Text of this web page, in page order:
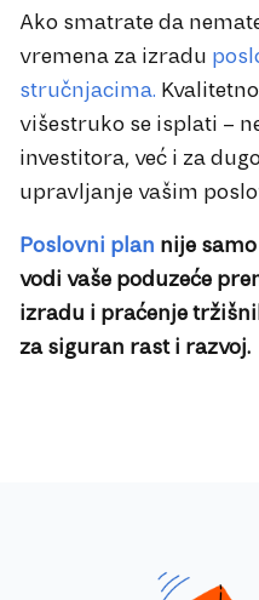
Ako smatrate da
vremena za izradu
stručnjacima.
višestruko se isplati –
investitora, već i za
upravljanje vašim
Poslovni plan nije
vodi vaše poduzeće
izradu i praćenje
za siguran rast i razvoj.